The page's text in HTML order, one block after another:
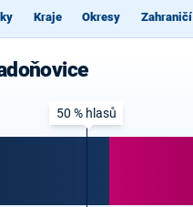
Kraje Okresy Zahraničí
50 % hlasů